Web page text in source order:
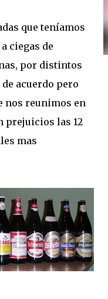
que teníamos
ciegas de
por distintos
acuerdo pero
nos reunimos en
prejuicios las 12
mas